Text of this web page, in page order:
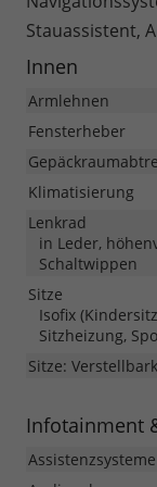
Stauassistent,
Innen
Armlehnen
Fensterheber
Klimatisierung
Lenkrad
in Leder,
Schaltwippen
Sitze
Isofix
Sitzheizung,
Sitze:
Infotainment
Assistenzsysteme